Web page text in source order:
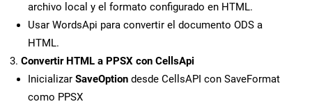
archivo local y el formato configurado en HTML.
Usar WordsApi para convertir el documento ODS a
HTML.
Convertir HTML a PPSX con CellsApi
Inicializar SaveOption desde CellsAPI con SaveFormat
como PPSX